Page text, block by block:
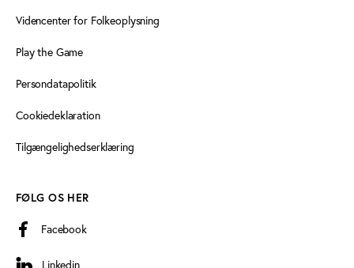
Videncenter for Folkeoplysning
Play the Game
Persondatapolitik
Cookiedeklaration
Tilgængelighedserklæring
FØLG OS HER
Facebook
Linkedin